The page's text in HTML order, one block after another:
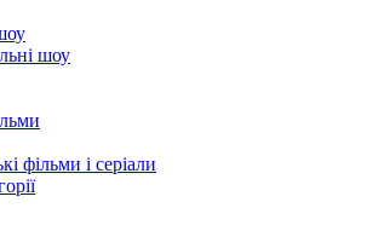
шоу
фільми і серіали